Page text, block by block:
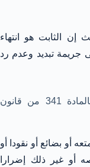
إن الثابت هو انتهاء
جريمة تبديد وعدم رد
ومن ثم تقيد النيابة العامة الجنحة بعقابه بالمادة 341 من قانون
أو بضائع أو نقودا أو
أو غير ذلك إضرارا